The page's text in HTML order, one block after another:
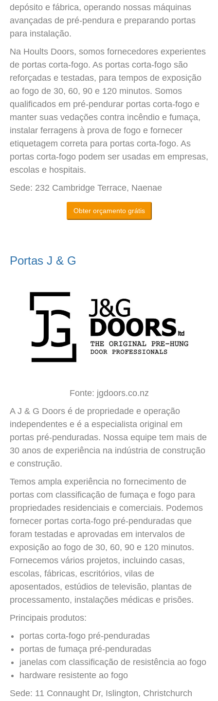
depósito e fábrica, operando nossas máquinas
avançadas de pré-pendura e preparando portas
para instalação.
Na Hoults Doors, somos fornecedores experientes
de portas corta-fogo. As portas corta-fogo são
reforçadas e testadas, para tempos de exposição
ao fogo de 30, 60, 90 e 120 minutos. Somos
qualificados em pré-pendurar portas corta-fogo e
manter suas vedações contra incêndio e fumaça,
instalar ferragens à prova de fogo e fornecer
etiquetagem correta para portas corta-fogo. As
portas corta-fogo podem ser usadas em empresas,
escolas e hospitais.
Sede: 232 Cambridge Terrace, Naenae
Obter orçamento grátis
Portas J & G
Fonte: jgdoors.co.nz
A J & G Doors é de propriedade e operação
independentes e é a especialista original em
portas pré-penduradas. Nossa equipe tem mais de
30 anos de experiência na indústria de construção
e construção.
Temos ampla experiência no fornecimento de
portas com classificação de fumaça e fogo para
propriedades residenciais e comerciais. Podemos
fornecer portas corta-fogo pré-penduradas que
foram testadas e aprovadas em intervalos de
exposição ao fogo de 30, 60, 90 e 120 minutos.
Fornecemos vários projetos, incluindo casas,
escolas, fábricas, escritórios, vilas de
aposentados, estúdios de televisão, plantas de
processamento, instalações médicas e prisões.
Principais produtos:
portas corta-fogo pré-penduradas
portas de fumaça pré-penduradas
janelas com classificação de resistência ao fogo
hardware resistente ao fogo
Sede: 11 Connaught Dr, Islington, Christchurch